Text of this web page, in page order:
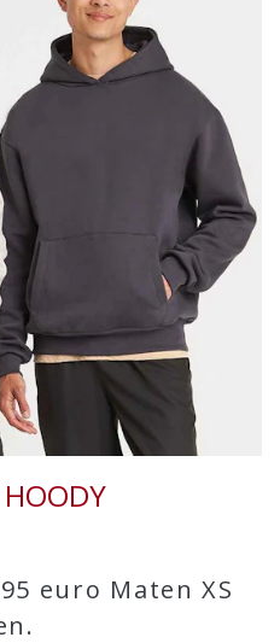
euro Maten XS